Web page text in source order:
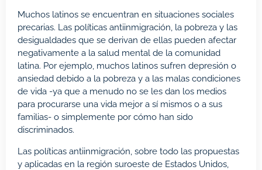
Muchos latinos se encuentran en situaciones sociales
precarias. Las políticas antiinmigración, la pobreza y las
desigualdades que se derivan de ellas pueden afectar
negativamente a la salud mental de la comunidad
latina. Por ejemplo, muchos latinos sufren depresión o
ansiedad debido a la pobreza y a las malas condiciones
de vida -ya que a menudo no se les dan los medios
para procurarse una vida mejor a sí mismos o a sus
familias- o simplemente por cómo han sido
discriminados.
Las políticas antiinmigración, sobre todo las propuestas
y aplicadas en la región suroeste de Estados Unidos,